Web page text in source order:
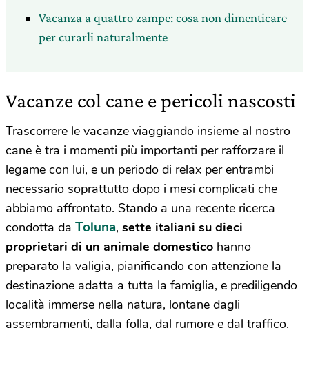
Vacanza a quattro zampe: cosa non dimenticare
per curarli naturalmente
Vacanze col cane e pericoli nascosti
Trascorrere le vacanze viaggiando insieme al nostro
cane è tra i momenti più importanti per rafforzare il
legame con lui, e un periodo di relax per entrambi
necessario soprattutto dopo i mesi complicati che
abbiamo affrontato. Stando a una recente ricerca
condotta da Toluna, sette italiani su dieci
proprietari di un animale domestico hanno
preparato la valigia, pianificando con attenzione la
destinazione adatta a tutta la famiglia, e prediligendo
località immerse nella natura, lontane dagli
assembramenti, dalla folla, dal rumore e dal traffico.